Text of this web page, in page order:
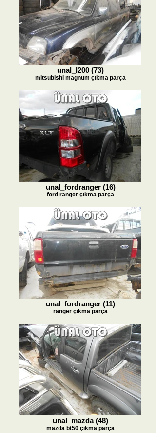
unal_l200 (73)
mitsubishi magnum çıkma parça
unal_fordranger (16)
ford ranger çıkma parça
unal_fordranger (11)
ranger çıkma parça
unal_mazda (48)
mazda bt50 çıkma parça